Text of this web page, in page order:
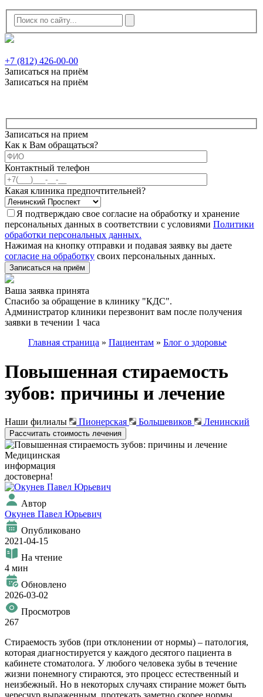
+7 (812) 426-00-00
Записаться на приём
Записаться на приём
Записаться на прием
Как к Вам обращаться?
Контактный телефон
Какая клиника предпочтительней?
Я подтверждаю свое согласие на обработку и хранение
персональных данных в соответствии с условиями Политики
обработки персональных данных.
Нажимая на кнопку отправки и подавая заявку вы даете
согласие на обработку своих персональных данных.
Записаться на приём
Ваша заявка принята
Спасибо за обращение в клинику "КДС".
Администратор клиники перезвонит вам после получения
заявки в течении 1 часа
Главная страница » Пациентам » Блог о здоровье
Повышенная стираемость
зубов: причины и лечение
Наши филиалы Пионерская Большевиков Ленинский
Рассчитать стоимость лечения
Медицинская
информация
достоверна!
Автор
Окунев Павел Юрьевич
Опубликовано
2021-04-15
На чтение
4 мин
Обновлено
2026-03-02
Просмотров
267
Стираемость зубов (при отклонении от нормы) – патология,
которая диагностируется у каждого десятого пациента в
кабинете стоматолога. У любого человека зубы в течение
жизни понемногу стираются, это процесс естественный и
неизбежный. Но в некоторых случаях стирание может быть
чересчур выраженным, протекать заметно скорее нормы